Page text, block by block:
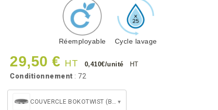
Réemployable Cycle lavage
29,50 € HT 0,410€/unité HT
Conditionnement : 72
▾